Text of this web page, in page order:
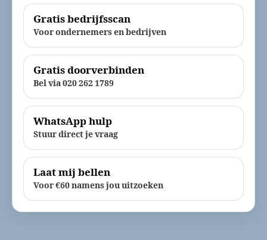
Gratis bedrijfsscan
Voor ondernemers en bedrijven
Gratis doorverbinden
Bel via 020 262 1789
WhatsApp hulp
Stuur direct je vraag
Laat mij bellen
Voor €60 namens jou uitzoeken